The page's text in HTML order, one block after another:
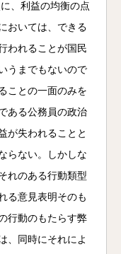
、利益の均衡の点
おいては、できる
われることが国民
うまでもないので
ことの一面のみを
ある公務員の政治
が失われることと
らない。しかしな
れのある行動類型
る意見表明そのも
行動のもたらす弊
、同時にそれによ